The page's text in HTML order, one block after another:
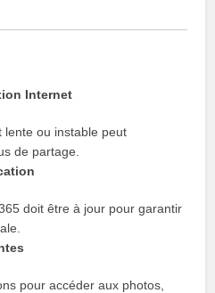
Internet
lente ou instable peut
de partage.
doit être à jour pour garantir
pour accéder aux photos,